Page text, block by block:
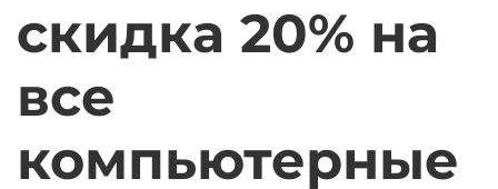
скидка 20% на
все
компьютерные